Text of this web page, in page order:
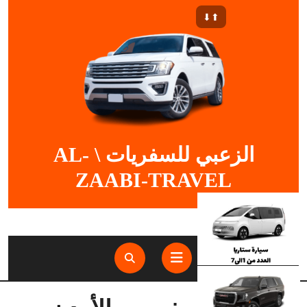
⬆︎⬇︎
الزعبي للسفريات \ AL-
ZAABI-TRAVEL
Open
Button